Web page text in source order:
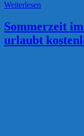
Weiterlesen
Sommerzeit
urlaubt